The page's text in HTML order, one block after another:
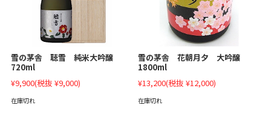
雪の茅舎 聴雪 純米大吟醸
720ml
¥9,900(税抜 ¥9,000)
在庫切れ
雪の茅舎 花朝月夕 大吟醸
1800ml
¥13,200(税抜 ¥12,000)
在庫切れ